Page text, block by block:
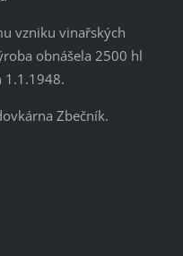
vzniku vinařských
obnášela 2500 hl
1.1.1948.
Zbečník.